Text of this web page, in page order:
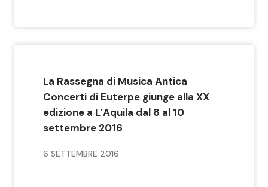
La Rassegna di Musica Antica
Concerti di Euterpe giunge alla XX
edizione a L’Aquila dal 8 al 10
settembre 2016
6 SETTEMBRE 2016